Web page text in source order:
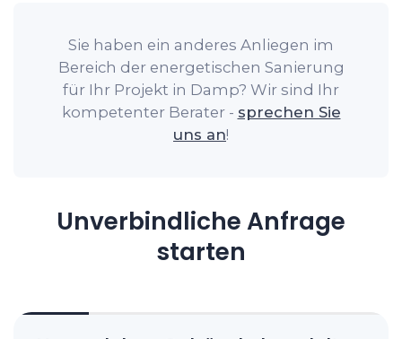
Sie haben ein anderes Anliegen im
Bereich der energetischen Sanierung
für Ihr Projekt in Damp? Wir sind Ihr
kompetenter Berater - sprechen Sie
uns an!
Unverbindliche Anfrage
starten